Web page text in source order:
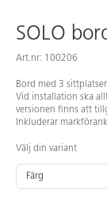
SOLO
Art.nr: 100206
Bord med 3
Vid installation ska
versionen finns att
Inkluderar
Välj din variant
Färg